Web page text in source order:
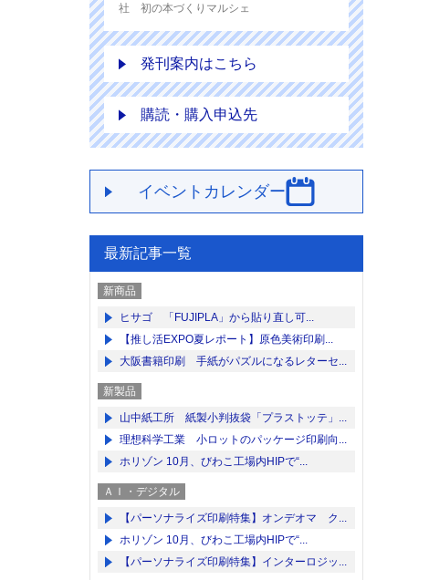
社 初の本づくりマルシェ
発刊案内はこちら
購読・購入申込先
イベントカレンダー
最新記事一覧
新商品
ヒサゴ 「FUJIPLA」から貼り直し可...
【推し活EXPO夏レポート】原色美術印刷...
大阪書籍印刷 手紙がパズルになるレターセ...
新製品
山中紙工所 紙製小判抜袋「プラストッテ」...
理想科学工業 小ロットのパッケージ印刷向...
ホリゾン 10月、びわこ工場内HIPで“...
ＡＩ・デジタル
【パーソナライズ印刷特集】オンデオマ ク...
ホリゾン 10月、びわこ工場内HIPで“...
【パーソナライズ印刷特集】インターロジッ...